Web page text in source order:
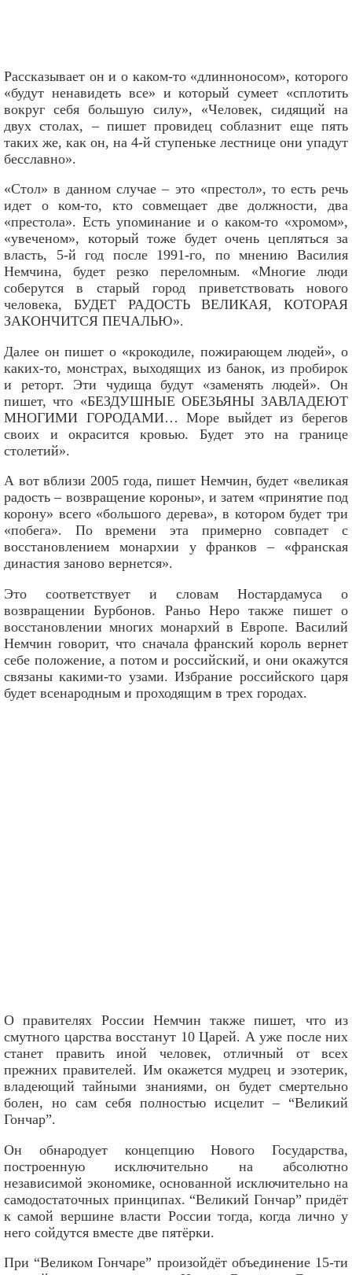
Рассказывает он и о каком-то «длинноносом», которого
«будут ненавидеть все» и который сумеет «сплотить
вокруг себя большую силу», «Человек, сидящий на
двух столах, – пишет провидец соблазнит еще пять
таких же, как он, на 4-й ступеньке лестнице они упадут
бесславно».
«Стол» в данном случае – это «престол», то есть речь
идет о ком-то, кто совмещает две должности, два
«престола». Есть упоминание и о каком-то «хромом»,
«увеченом», который тоже будет очень цепляться за
власть, 5-й год после 1991-го, по мнению Василия
Немчина, будет резко переломным. «Многие люди
соберутся в старый город приветствовать нового
человека, БУДЕТ РАДОСТЬ ВЕЛИКАЯ, КОТОРАЯ
ЗАКОНЧИТСЯ ПЕЧАЛЬЮ».
Далее он пишет о «крокодиле, пожирающем людей», о
каких-то, монстрах, выходящих из банок, из пробирок
и реторт. Эти чудища будут «заменять людей». Он
пишет, что «БЕЗДУШНЫЕ ОБЕЗЬЯНЫ ЗАВЛАДЕЮТ
МНОГИМИ ГОРОДАМИ… Море выйдет из берегов
своих и окрасится кровью. Будет это на границе
столетий».
А вот вблизи 2005 года, пишет Немчин, будет «великая
радость – возвращение короны», и затем «принятие под
корону» всего «большого дерева», в котором будет три
«побега». По времени эта примерно совпадет с
восстановлением монархии у франков – «франская
династия заново вернется».
Это соответствует и словам Ностардамуса о
возвращении Бурбонов. Раньо Неро также пишет о
восстановлении многих монархий в Европе. Василий
Немчин говорит, что сначала франский король вернет
себе положение, а потом и российский, и они окажутся
связаны какими-то узами. Избрание российского царя
будет всенародным и проходящим в трех городах.
О правителях России Немчин также пишет, что из
смутного царства восстанут 10 Царей. А уже после них
станет править иной человек, отличный от всех
прежних правителей. Им окажется мудрец и эзотерик,
владеющий тайными знаниями, он будет смертельно
болен, но сам себя полностью исцелит – “Великий
Гончар”.
Он обнародует концепцию Нового Государства,
построенную исключительно на абсолютно
независимой экономике, основанной исключительно на
самодостаточных принципах. “Великий Гончар” придёт
к самой вершине власти России тогда, когда лично у
него сойдутся вместе две пятёрки.
При “Великом Гончаре” произойдёт объединение 15-ти